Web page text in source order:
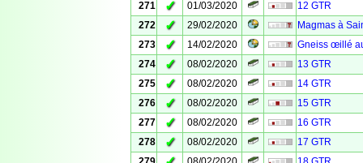
271
✓ 01/03/2020
12 GTR
272
✓ 29/02/2020
Magmas à
273
✓ 14/02/2020
Gneiss œillé
274
✓ 08/02/2020
13 GTR
275
✓ 08/02/2020
14 GTR
276
✓ 08/02/2020
15 GTR
277
✓ 08/02/2020
16 GTR
278
✓ 08/02/2020
17 GTR